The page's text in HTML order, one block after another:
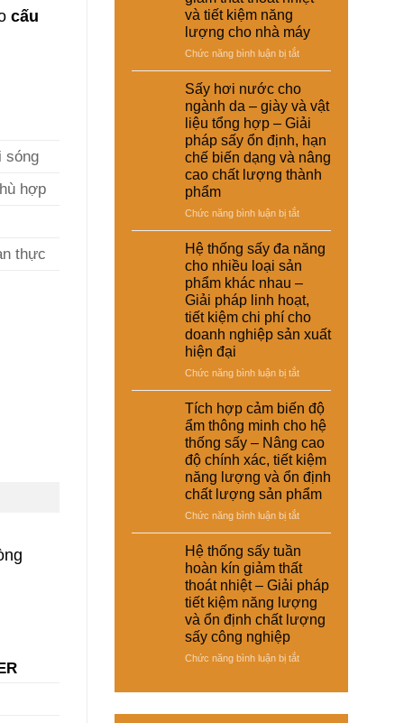
cấu
sóng
hợp
thực
dưỡng
nâng
cao
chất
lượng
sản
phẩm
hệ
nước
–
Giải
pháp
nâng
cao
và
tự
động
hóa
máy
và tiết kiệm năng
lượng cho nhà máy
Chức năng bình luận bị tắtở
đường
ống
dẫn
hơi
nước
để
–
Giải
pháp
giảm
thất
tiết
kiệm
năng
lượng
nhà
máy
Sấy hơi nước cho
ngành da – giày và vật
liệu tổng hợp – Giải
pháp sấy ổn định, hạn
chế biến dạng và nâng
cao chất lượng thành
phẩm
Chức năng bình luận bị tắtở
hơi
nước
cho
da
–
giày
hợp
–
Giải
pháp
sấy
ổn
hạn
chế
biến
dạng
và
nâng
cao
chất
thành
Hệ thống sấy đa năng
cho nhiều loại sản
phẩm khác nhau –
Giải pháp linh hoạt,
tiết kiệm chi phí cho
doanh nghiệp sản xuất
hiện đại
Chức năng bình luận bị tắtở
thống
sấy
đa
năng
cho
nhiều
loại
nhau
–
Giải
pháp
linh
kiệm
phí
Tích hợp cảm biến độ
ẩm thông minh cho hệ
thống sấy – Nâng cao
độ chính xác, tiết kiệm
năng lượng và ổn định
chất lượng sản phẩm
Chức năng bình luận bị tắtở
biến
độ
ẩm
thông
–
Hệ thống sấy tuần
hoàn kín giảm thất
thoát nhiệt – Giải pháp
tiết kiệm năng lượng
và ổn định chất lượng
sấy công nghiệp
Chức năng bình luận bị tắtở